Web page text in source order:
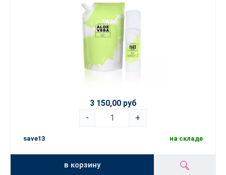
3 150,00 руб
-
+
save13 на складе
в корзину